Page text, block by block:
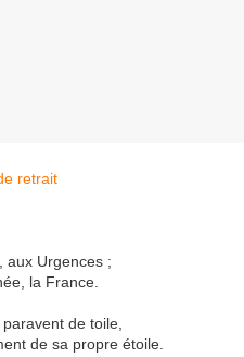
aux Urgences ;
la France.
de toile,
de sa propre étoile.